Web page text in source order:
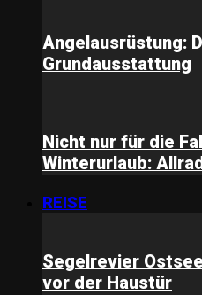
Angelausrüstung:
Grundausstattung
Nicht nur für die
Winterurlaub:
REISE
Segelrevier
vor der Haustür